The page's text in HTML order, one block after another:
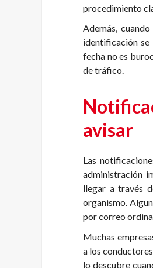
procedimiento
Además,
identificación se
fecha no es
de tráfico.
avisar
Las
administración
llegar a través
organismo.
por correo
Muchas
a los
lo descubre